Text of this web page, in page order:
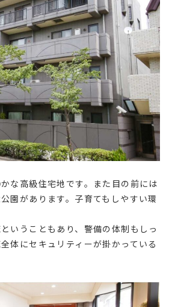
な高級住宅地です。また目の前には
園があります。子育てもしやすい環
いうこともあり、警備の体制もしっ
体にセキュリティーが掛かっている